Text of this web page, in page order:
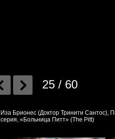
25 / 60
Иза Брионес (Доктор Тринити Сантос),
серия, «Больница Питт» (The Pitt)